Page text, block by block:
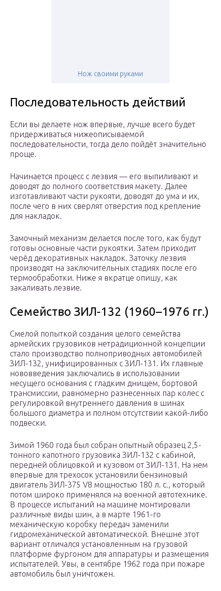
Нож своими руками
Последовательность действий
Если вы делаете нож впервые, лучше всего будет
придерживаться нижеописываемой
последовательности, тогда дело пойдёт значительно
проще.
Начинается процесс с лезвия — его выпиливают и
доводят до полного соответствия макету. Далее
изготавливают части рукояти, доводят до ума и их,
после чего в них сверлят отверстия под крепление
для накладок.
Замочный механизм делается после того, как будут
готовы основные части рукоятки. Затем приходит
черёд декоративных накладок. Заточку лезвия
производят на заключительных стадиях после его
термообработки. Ниже я вкратце опишу, как
закаливать лезвие.
Семейство ЗИЛ-132 (1960–1976 гг.)
Смелой попыткой создания целого семейства
армейских грузовиков нетрадиционной концепции
стало производство полноприводных автомобилей
ЗИЛ-132, унифицированных с ЗИЛ-131. Их главные
нововведения заключались в использовании
несущего основания с гладким днищем, бортовой
трансмиссии, равномерно разнесенных пар колес с
регулировкой внутреннего давления в шинах
большого диаметра и полном отсутствии какой-либо
подвески.
Зимой 1960 года был собран опытный образец 2,5-
тонного капотного грузовика ЗИЛ-132 с кабиной,
передней облицовкой и кузовом от ЗИЛ-131. На нем
впервые для трехосок установили бензиновый
двигатель ЗИЛ-375 V8 мощностью 180 л. с., который
потом широко применялся на военной автотехнике.
В процессе испытаний на машине монтировали
различные виды шин, а в марте 1961-го
механическую коробку передач заменили
гидромеханической автоматической. Внешне этот
вариант отличался установленным на грузовой
платформе фургоном для аппаратуры и размещения
испытателей. Увы, в сентябре 1962 года при пожаре
автомобиль был уничтожен.